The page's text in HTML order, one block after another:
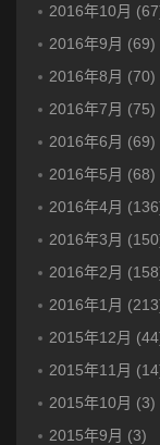
2016年10月
2016年9月 (69)
2016年8月 (70)
2016年7月 (75)
2016年6月 (69)
2016年5月 (68)
2016年4月
2016年3月
2016年2月
2016年1月
2015年12月
2015年11月
2015年10月 (3)
2015年9月 (3)